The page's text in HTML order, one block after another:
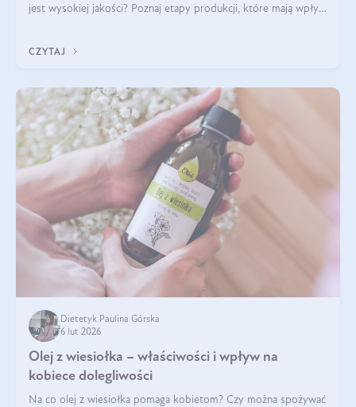
jest wysokiej jakości? Poznaj etapy produkcji, które mają wpływ
CZYTAJ
Dietetyk Paulina Górska
6 lut 2026
Olej z wiesiołka – właściwości i wpływ na
kobiece dolegliwości
Na co olej z wiesiołka pomaga kobietom? Czy można spożywać